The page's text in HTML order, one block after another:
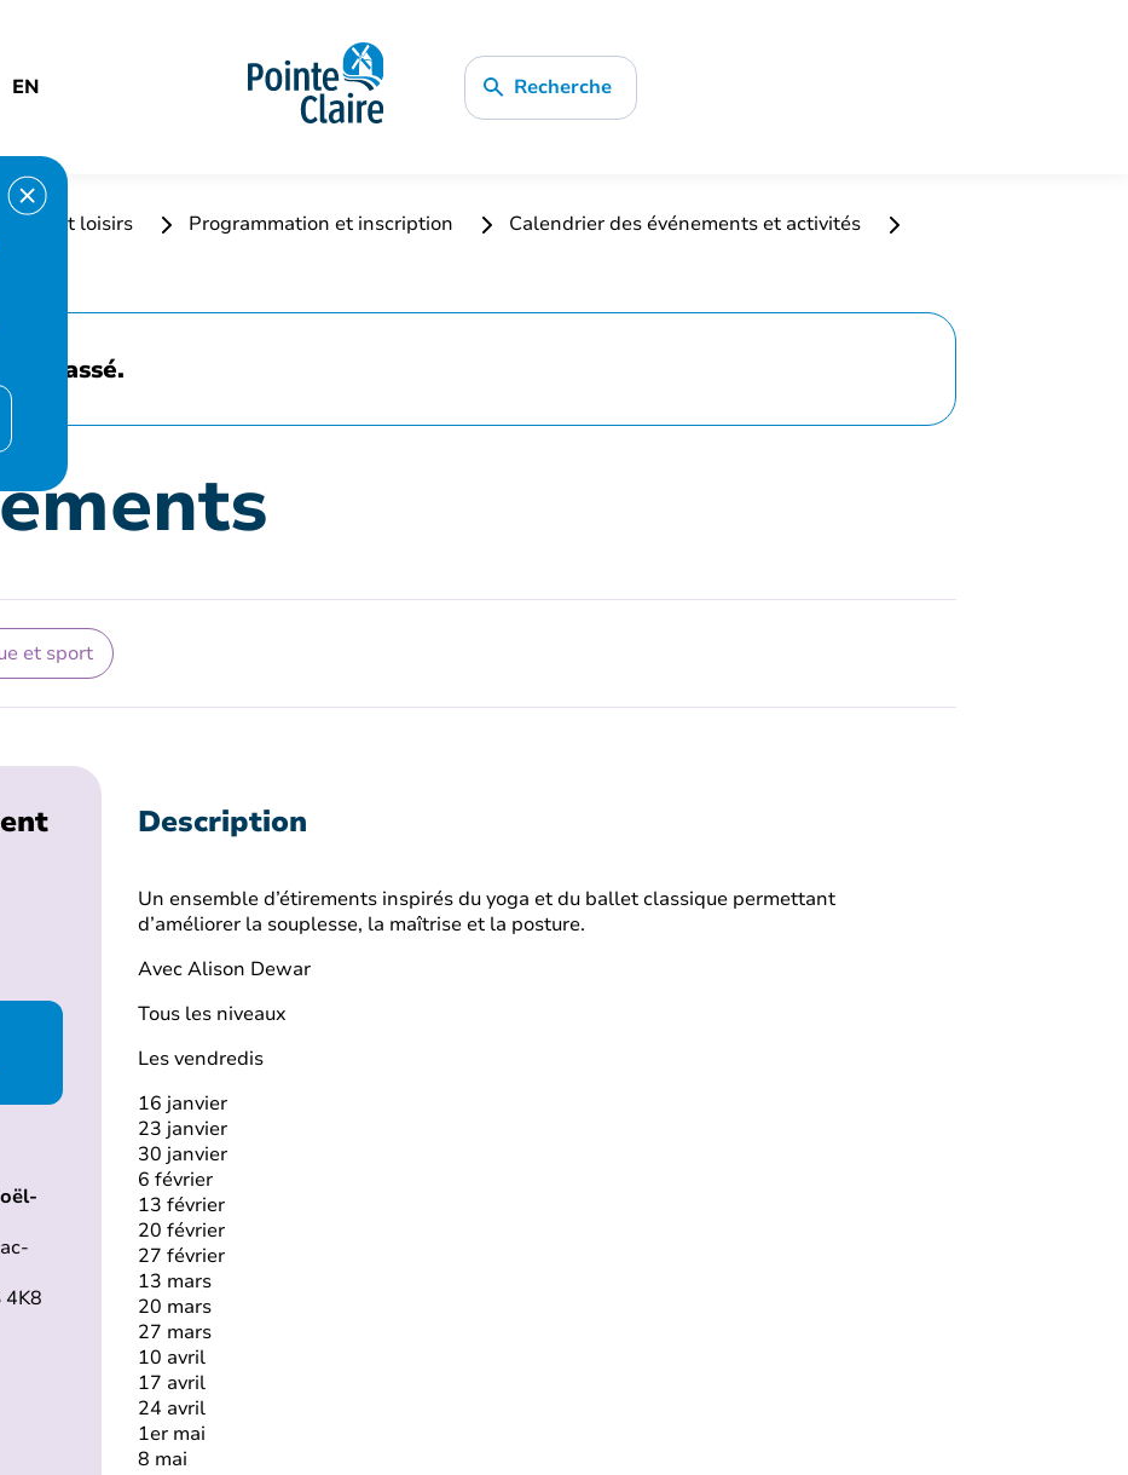
EN Recherche
et loisirs Programmation et inscription
Calendrier des événements et activités
passé.
et sport
4K8
Description
Un ensemble d’étirements inspirés du yoga et du ballet classique permettant
d’améliorer la souplesse, la maîtrise et la posture.
Avec Alison Dewar
Tous les niveaux
Les vendredis
16 janvier
23 janvier
30 janvier
6 février
13 février
20 février
27 février
13 mars
20 mars
27 mars
10 avril
17 avril
24 avril
1er mai
8 mai